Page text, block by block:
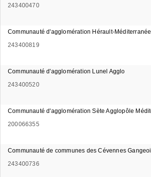
243400470
Communauté d'agglomération Hérault-Méditerranée
243400819
Communauté d'agglomération Lunel Agglo
243400520
Communauté d'agglomération Sète Agglopôle
200066355
Communauté de communes des Cévennes
243400736